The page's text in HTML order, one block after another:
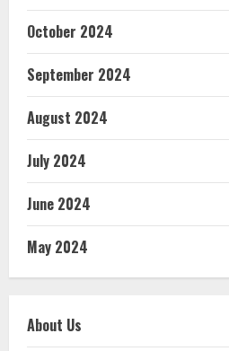
October 2024
September 2024
August 2024
July 2024
June 2024
May 2024
About Us